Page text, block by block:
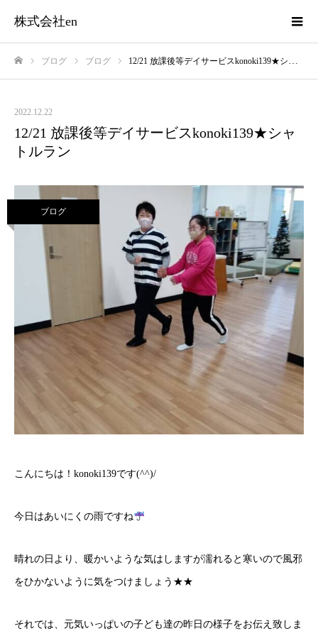
株式会社en
ブログ ブログ 12/21 放課後等デイサービスkonoki139★シャトルラン
2022.12.22
12/21 放課後等デイサービスkonoki139★シャ
トルラン
ブログ
こんにちは！konoki139です(^^)/
今日はあいにくの雨ですね
晴れの日より、暖かいような気はしますが濡れると寒いので風邪
をひかないように気をつけましょう★★
それでは、元気いっぱいの子ども達の昨日の様子をお伝え致しま